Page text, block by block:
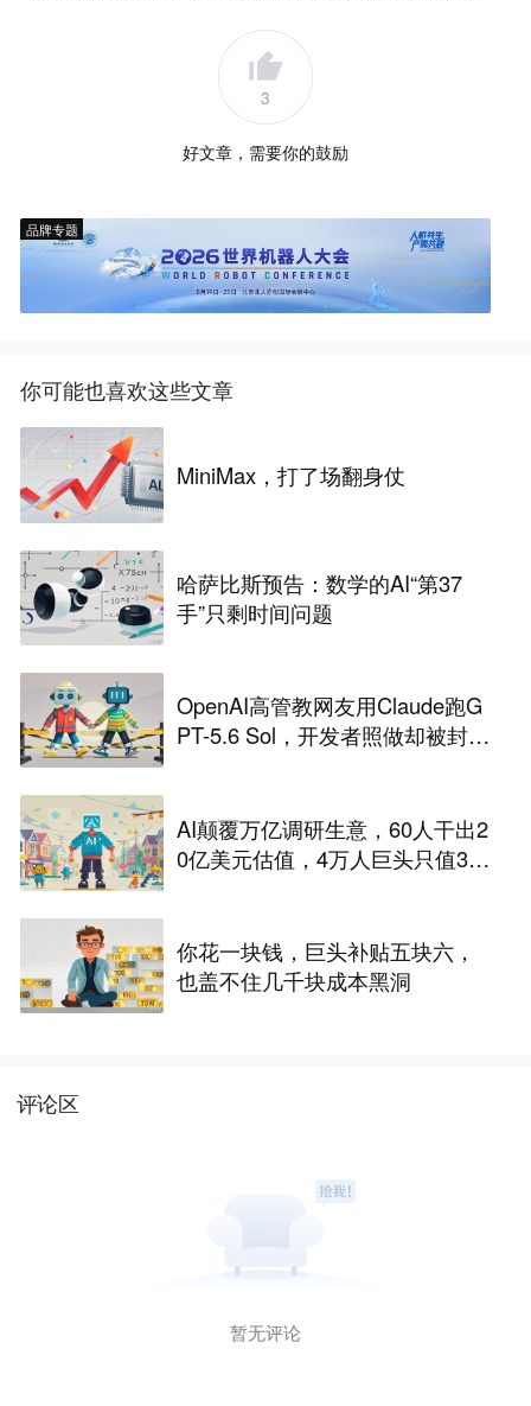
3
好文章，需要你的鼓励
品牌专题
你可能也喜欢这些文章
MiniMax，打了场翻身仗
哈萨比斯预告：数学的AI“第37
手”只剩时间问题
OpenAI高管教网友用Claude跑G
PT-5.6 Sol，开发者照做却被封
AI颠覆万亿调研生意，60人干出2
0亿美元估值，4万人巨头只值34
你花一块钱，巨头补贴五块六，
也盖不住几千块成本黑洞
评论区
暂无评论